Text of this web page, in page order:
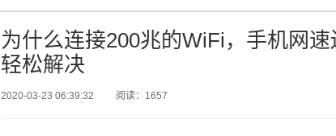
为什么连接200兆的WiFi，手机网
轻松解决
2020-03-23 06:39:32 阅读：1657